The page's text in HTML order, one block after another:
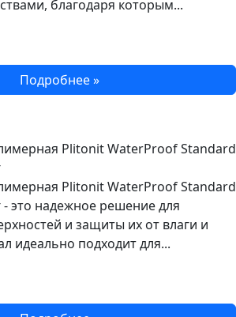
благодаря которым...
Подробнее »
Plitonit WaterProof Standard
Plitonit WaterProof Standard
- это надежное решение для
и защиты их от влаги и
идеально подходит для...